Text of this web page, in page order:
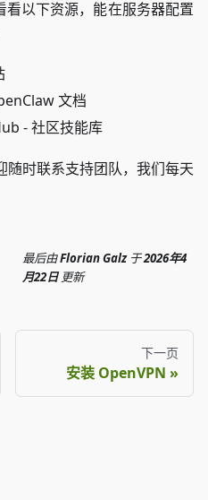
以下资源，能在服务器配置
文档
- 社区技能库
时联系支持团队，我们每天
最后由Florian Galz 于2026年4
月22日 更新
下一页
安装 OpenVPN